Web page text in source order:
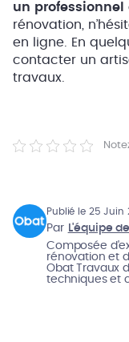
un professionnel
rénovation,
en ligne. En
contacter un
travaux.
Publié le 25 Juin
Par L'équipe
Composée
rénovation et
Obat Travaux
techniques et